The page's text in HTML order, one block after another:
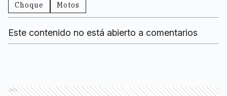
Choque Motos
Este contenido no está abierto a comentarios
Ads